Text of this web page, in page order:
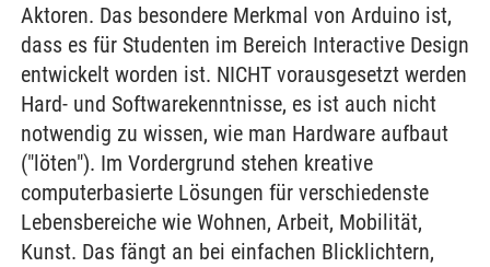
Aktoren. Das besondere Merkmal von Arduino ist,
dass es für Studenten im Bereich Interactive Design
entwickelt worden ist. NICHT vorausgesetzt werden
Hard- und Softwarekenntnisse, es ist auch nicht
notwendig zu wissen, wie man Hardware aufbaut
("löten"). Im Vordergrund stehen kreative
computerbasierte Lösungen für verschiedenste
Lebensbereiche wie Wohnen, Arbeit, Mobilität,
Kunst. Das fängt an bei einfachen Blicklichtern,